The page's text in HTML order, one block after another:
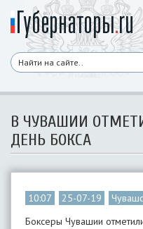
В ЧУВАШИИ
ДЕНЬ БОКСА
10:07 25-07-19
Боксеры Чувашии